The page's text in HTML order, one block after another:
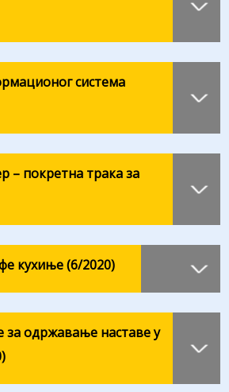
система
– покретна трака за
кухиње (6/2020)
за одржавање наставе у